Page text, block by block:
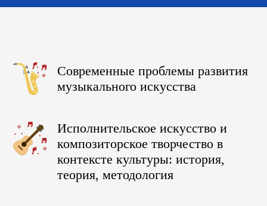
Современные проблемы развития
музыкального искусства
Исполнительское искусство и
композиторское творчество в
контексте культуры: история,
теория, методология